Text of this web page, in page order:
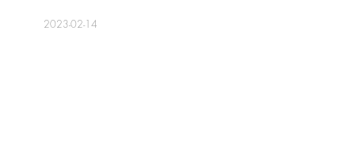
2023-02-14